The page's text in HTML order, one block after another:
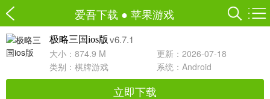
爱吾下载 ● 苹果游戏
极略三国ios版 v6.7.1
大小：874.9 M
更新：2026-07-18
类别： 棋牌游戏 系统：Android
立即下载